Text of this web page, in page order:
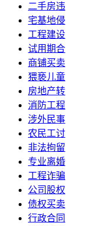
二手房违
宅基地侵
工程建设
试用期合
商铺买卖
猥亵儿童
房地产转
消防工程
涉外民事
农民工讨
非法拘留
专业离婚
工程诈骗
公司股权
债权买卖
行政合同